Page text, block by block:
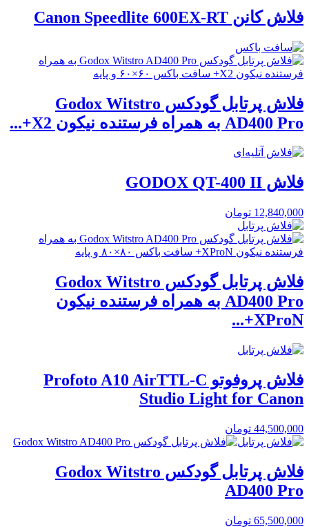
فلاش کانن Canon Speedlite 600EX-RT
فلاش پرتابل گودکس Godox Witstro
AD400 Pro به همراه فرستنده نیکون X2+...
فلاش GODOX QT-400 II
12,840,000 تومان
فلاش پرتابل گودکس Godox Witstro
AD400 Pro به همراه فرستنده نیکون
XProN+...
فلاش پروفوتو Profoto A10 AirTTL-C
Studio Light for Canon
44,500,000 تومان
فلاش پرتابل گودکس Godox Witstro
AD400 Pro
65,500,000 تومان